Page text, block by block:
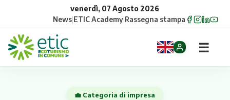
venerdì, 07 Agosto 2026
News|ETIC Academy|Rassegna stampa
☰
💼 Categoria di impresa